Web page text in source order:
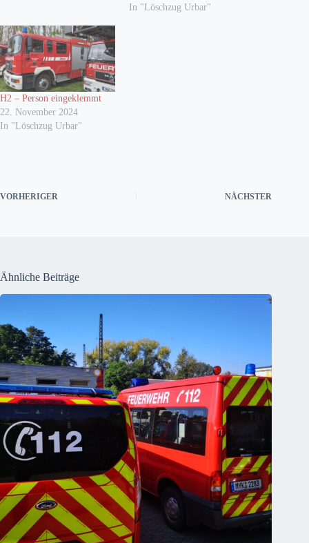
In "Löschzug Urbar"
H2 – Person eingeklemmt
22. November 2024
In "Löschzug Urbar"
VORHERIGER NÄCHSTER
Ähnliche Beiträge